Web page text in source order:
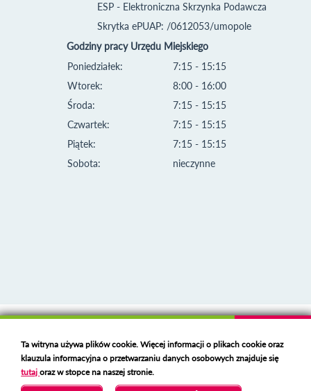
ESP - Elektroniczna Skrzynka Podawcza
Skrytka ePUAP: /0612053/umopole
Godziny pracy Urzędu Miejskiego
Poniedziałek:
Wtorek:
Środa:
Czwartek:
Piątek:
Sobota:
7:15 - 15:15
8:00 - 16:00
7:15 - 15:15
7:15 - 15:15
7:15 - 15:15
nieczynne
Deklaracja dostępności
Polski serwer RBL
https://polspam.pl/
Copyright 2023 Urząd Miejski w Opolu Lubelskim
Ta witryna używa plików cookie. Więcej informacji o plikach cookie oraz
klauzula informacyjna o przetwarzaniu danych osobowych znajduje się
tutajoraz w stopce na naszej stronie.